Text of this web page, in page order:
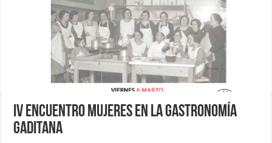
IV Encuentro Mujeres en la Gastronomía
Gaditana